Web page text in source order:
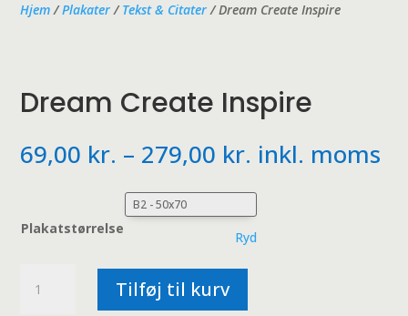
Hjem/Plakater/Tekst & Citater/ Dream Create Inspire
Dream Create Inspire
69,00 kr. – 279,00 kr. Prisinterval:
69,00 kr.
til
279,00 kr.
inkl. moms
Plakatstørrelse
Ryd
Create
Tilføj til kurv